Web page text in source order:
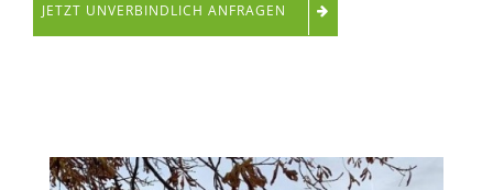
JETZT UNVERBINDLICH ANFRAGEN